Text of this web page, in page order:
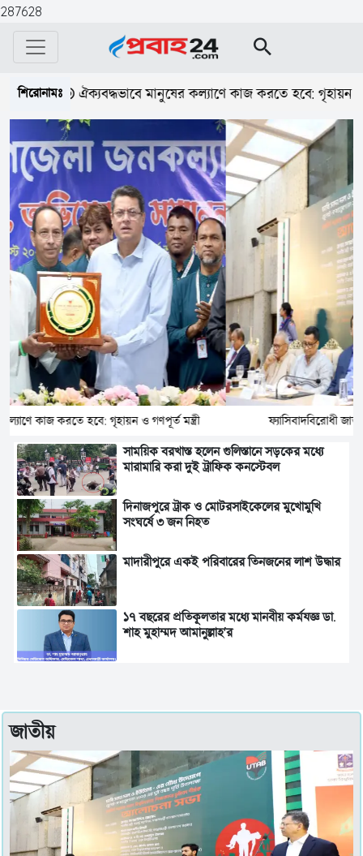
287628
শিরোনামঃ
ঐক্যবদ্ধভাবে মানুষের কল্যাণে কাজ করতে হবে: গৃহায়ন ও গণপূর্ত
ফ্যাসিবাদবিরোধী জাতীয় ঐক্য বজায় রাখার আহ্বান স্বরাষ্ট্রমন্ত্রীর
সাময়িক বরখাস্ত হলেন গুলিস্তানে সড়কের মধ্যে
মারামারি করা দুই ট্রাফিক কনস্টেবল
দিনাজপুরে ট্রাক ও মোটরসাইকেলের মুখোমুখি
সংঘর্ষে ৩ জন নিহত
মাদারীপুরে একই পরিবারের তিনজনের লাশ উদ্ধার
১৭ বছরের প্রতিকূলতার মধ্যে মানবীয় কর্মযজ্ঞ ডা.
শাহ মুহাম্মদ আমানুল্লাহ'র
জাতীয়